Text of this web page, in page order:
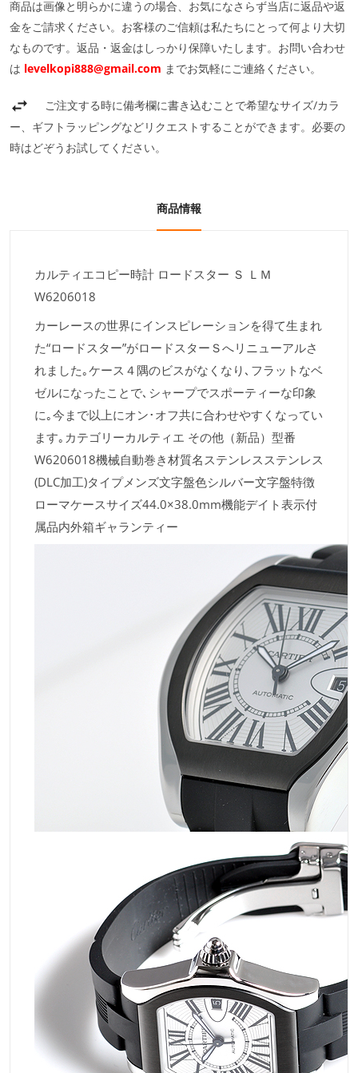
商品は画像と明らかに違うの場合、お気になさらず当店に返品や返
金をご請求ください。お客様のご信頼は私たちにとって何より大切
なものです。返品・返金はしっかり保障いたします。お問い合わせ
は levelkopi888@gmail.com までお気軽にご連絡ください。
ご注文する時に備考欄に書き込むことで希望なサイズ/カラ
ー、ギフトラッピングなどリクエストすることができます。必要の
時はどぞうお試してください。
商品情報
カルティエコピー時計 ロードスター Ｓ ＬＭ
W6206018
カーレースの世界にインスピレーションを得て生まれ
た“ロードスター”がロードスターＳへリニューアルさ
れました｡ケース４隅のビスがなくなり､フラットなベ
ゼルになったことで､シャープでスポーティーな印象
に｡今まで以上にオン･オフ共に合わせやすくなってい
ます｡カテゴリーカルティエ その他（新品）型番
W6206018機械自動巻き材質名ステンレスステンレス
(DLC加工)タイプメンズ文字盤色シルバー文字盤特徴
ローマケースサイズ44.0×38.0mm機能デイト表示付
属品内外箱ギャランティー